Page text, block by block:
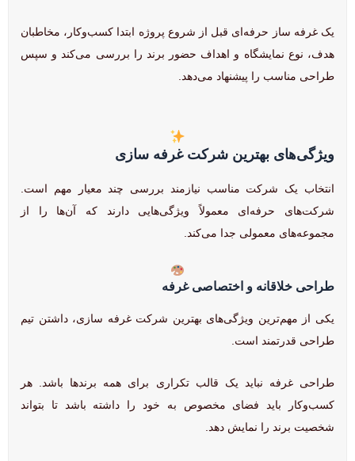
یک غرفه ساز حرفه‌ای قبل از شروع پروژه ابتدا کسب‌وکار، مخاطبان
هدف، نوع نمایشگاه و اهداف حضور برند را بررسی می‌کند و سپس
طراحی مناسب را پیشنهاد می‌دهد.
ویژگی‌های بهترین شرکت غرفه سازی
انتخاب یک شرکت مناسب نیازمند بررسی چند معیار مهم است.
شرکت‌های حرفه‌ای معمولاً ویژگی‌هایی دارند که آن‌ها را از
مجموعه‌های معمولی جدا می‌کند.
طراحی خلاقانه و اختصاصی غرفه
یکی از مهم‌ترین ویژگی‌های بهترین شرکت غرفه سازی، داشتن تیم
طراحی قدرتمند است.
طراحی غرفه نباید یک قالب تکراری برای همه برندها باشد. هر
کسب‌وکار باید فضای مخصوص به خود را داشته باشد تا بتواند
شخصیت برند را نمایش دهد.